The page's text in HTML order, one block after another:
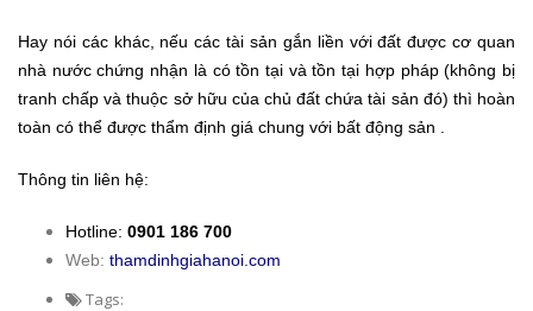
Hay nói các khác, nếu các tài sản gắn liền với đất được cơ quan
nhà nước chứng nhận là có tồn tại và tồn tại hợp pháp (không bị
tranh chấp và thuộc sở hữu của chủ đất chứa tài sản đó) thì hoàn
toàn có thể được thẩm định giá chung với bất động sản .
Thông tin liên hệ:
Hotline: 0901 186 700
Web: thamdinhgiahanoi.com
Tags: